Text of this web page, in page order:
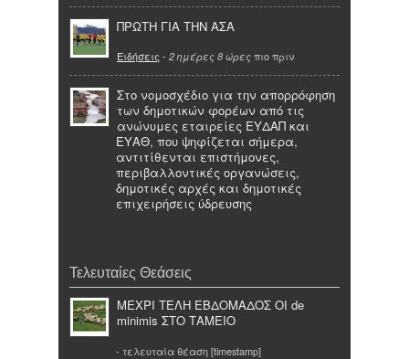
ΠΡΩΤΗ ΓΙΑ ΤΗΝ ΑΣΑ
Ειδήσεις - 2 ημέρες 8 ώρες πιο πριν
Στο νομοσχέδιο για την απορρόφηση
των δημοτικών φορέων από τις
ανώνυμες εταιρείες ΕΥΔΑΠ και
ΕΥΑΘ, που ψηφίζεται σήμερα,
αντιτίθενται επιστήμονες,
περιβαλλοντικές οργανώσεις,
δημοτικές αρχές και δημοτικές
επιχειρήσεις ύδρευσης
Τελευταίες Θεάσεις
ΜΕΧΡΙ ΤΕΛΗ ΕΒΔΟΜΑΔΟΣ ΟΙ de
minimis ΣΤΟ ΤΑΜΕΙΟ
- τελευταία θέαση [timestamp]